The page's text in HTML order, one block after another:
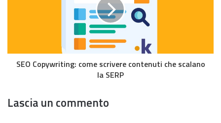
SEO Copywriting: come scrivere contenuti che scalano
la SERP
Lascia un commento